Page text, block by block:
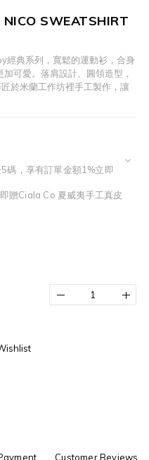
SWEATSHIRT
典系列，寬鬆的運動衫，合身
可愛。落肩設計、圓領造型，
於米蘭工作坊裡手工製作，讓
碼，享有訂單金額1%立即
贈Ciala Co 夏威夷手工真皮
Customer Reviews